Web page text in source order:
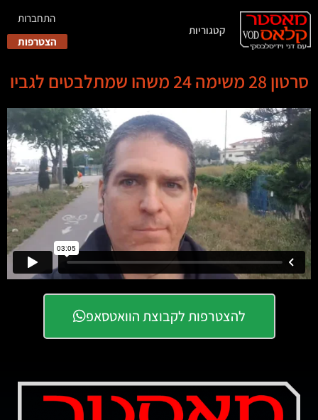
קטגוריות
התחברות
הצטרפות
סרטון 28 משימה 24 משהו שמתלבטים לגביו
להצטרפות לקבוצת הוואטסאפ